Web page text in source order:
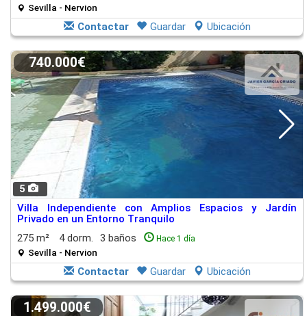
Sevilla - Nervion
Contactar Guardar Ubicación
5
740.000€
Villa Independiente con Amplios Espacios y Jardín
Privado en un Entorno Tranquilo
275 m²
4 dorm. 3 baños Hace 1 día
Sevilla - Nervion
Contactar Guardar Ubicación
1.499.000€